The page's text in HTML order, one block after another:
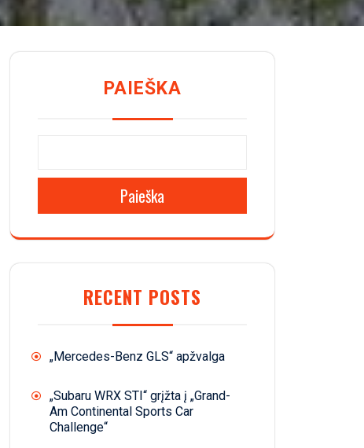
PAIEŠKA
Paieška
RECENT POSTS
„Mercedes-Benz GLS“ apžvalga
„Subaru WRX STI“ grįžta į „Grand-
Am Continental Sports Car
Challenge“